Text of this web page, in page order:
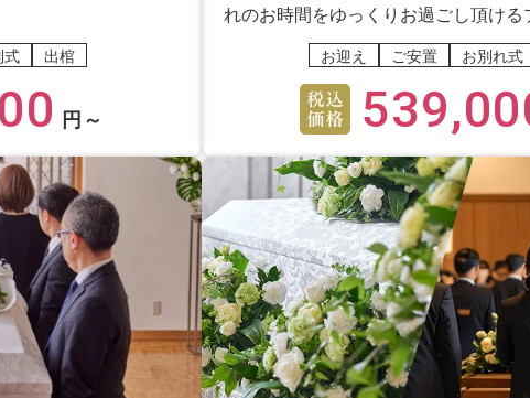
ート担当の）吉川さんがわざわざお電話を下さいまし
式 出棺
円～
れのお時間をゆっくりお過ごし頂ける
お迎え ご安置 お別れ式